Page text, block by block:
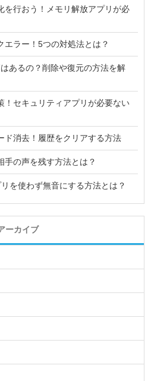
を行おう！メモリ解放アプリが必
エラー！5つの対処法とは？
あるの？削除や復元の方法を解
！セキュリティアプリが必要ない
ド消去！履歴をクリアする方法
手の声を残す方法とは？
を使わず無音にする方法とは？
ーカイブ